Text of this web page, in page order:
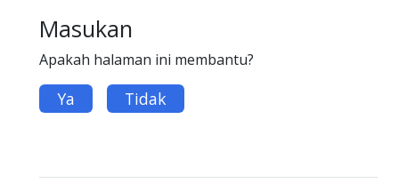
Masukan
Apakah halaman ini membantu?
Ya Tidak